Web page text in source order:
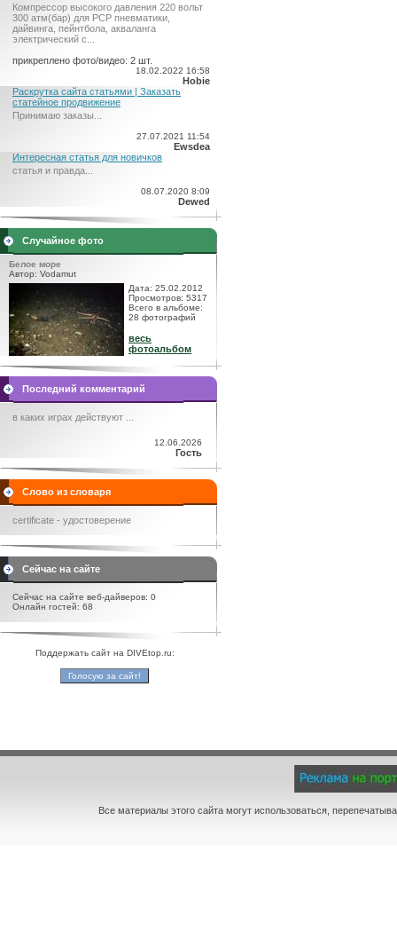
Компрессор высокого давления 220 вольт
300 атм(бар) для PCP пневматики,
дайвинга, пейнтбола, акваланга
электрический c...
прикреплено фото/видео: 2 шт.
18.02.2022 16:58
Hobie
Раскрутка сайта статьями | Заказать
статейное продвижение
Принимаю заказы...
27.07.2021 11:54
Ewsdea
Интересная статья для новичков
статья и правда...
08.07.2020 8:09
Dewed
Случайное фото
Белое море
Автор: Vodamut
Дата: 25.02.2012
Просмотров: 5317
Всего в альбоме:
28 фотографий
весь
фотоальбом
Последний комментарий
в каких играх действуют ...
12.06.2026
Гость
Слово из словаря
certificate - удостоверение
Сейчас на сайте
Сейчас на сайте веб-дайверов: 0
Онлайн гостей: 68
Поддержать сайт на DIVEtop.ru:
Все материалы этого сайта могут использоваться,